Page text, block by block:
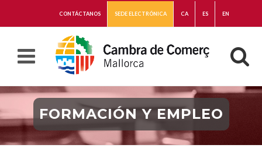
CONTÁCTANOS SEDE ELECTRÓNICA CA ES EN
FORMACIÓN Y EMPLEO